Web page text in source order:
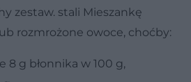
zestaw. stali Mieszankę
rozmrożone owoce, choćby:
8 g błonnika w 100 g,